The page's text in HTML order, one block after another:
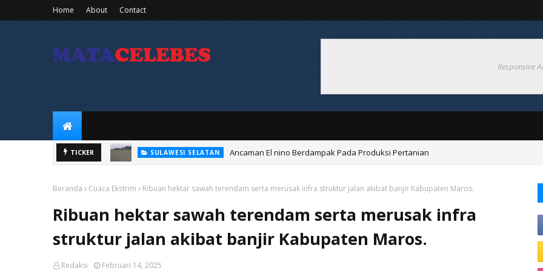
Home About Contact
Responsive
TICKER SULAWESI SELATAN Ancaman El nino Berdampak Pada Produksi Pertanian
Beranda Cuaca Ekstrim Ribuan hektar sawah terendam serta merusak infra struktur jalan akibat banjir Kabupaten Maros.
Ribuan hektar sawah terendam serta merusak infra
struktur jalan akibat banjir Kabupaten Maros.
Redaksi Februari 14, 2025